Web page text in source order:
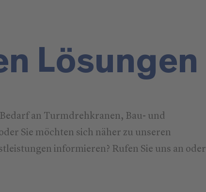
Lösungen
an Turmdrehkranen, Bau- und
Sie möchten sich näher zu unseren
informieren? Rufen Sie uns an oder